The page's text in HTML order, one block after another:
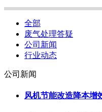
全部
废气处理答疑
公司新闻
行业动态
公司新闻
风机节能改造降本增